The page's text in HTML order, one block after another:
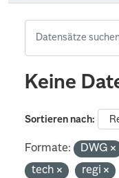
Keine
Sortieren nach
Formate: DWG
tech
regi